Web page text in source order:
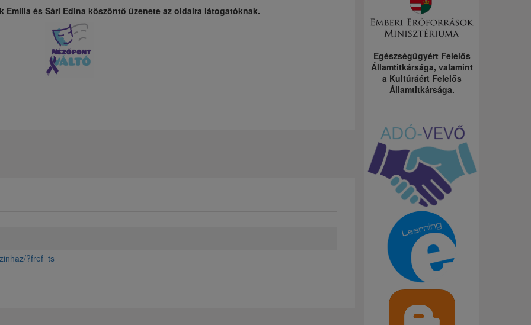
Emília és Sári Edina köszöntő üzenete az oldalra látogatóknak.
?fref=ts
Egészségügyért Felelős
Államtitkársága, valamint
a Kultúráért Felelős
Államtitkársága.